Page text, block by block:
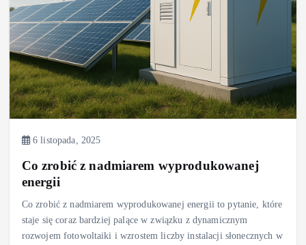
6 listopada, 2025
Co zrobić z nadmiarem wyprodukowanej
energii
Co zrobić z nadmiarem wyprodukowanej energii to pytanie, które
staje się coraz bardziej palące w związku z dynamicznym
rozwojem fotowoltaiki i wzrostem liczby instalacji słonecznych w